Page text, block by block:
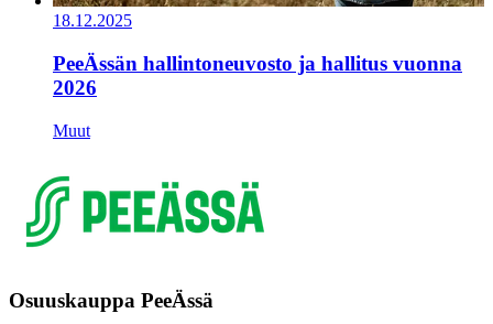
18.12.2025
PeeÄssän hallintoneuvosto ja hallitus vuonna
2026
Muut
Osuuskauppa PeeÄssä